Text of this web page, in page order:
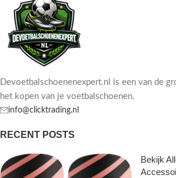
Devoetbalschoenenexpert.nl is een van de
het kopen van je voetbalschoenen.
info@clicktrading.nl
RECENT POSTS
Bekijk